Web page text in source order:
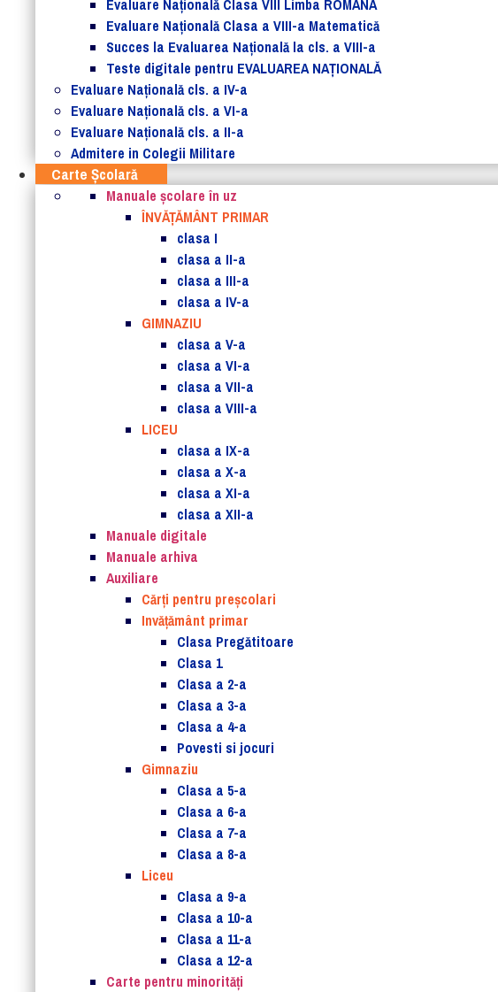
Evaluare Naţională Clasa VIII Limba ROMANĂ
Evaluare Naţională Clasa a VIII-a Matematică
Succes la Evaluarea Națională la cls. a VIII-a
Teste digitale pentru EVALUAREA NAȚIONALĂ
Evaluare Naţională cls. a IV-a
Evaluare Naţională cls. a VI-a
Evaluare Naţională cls. a II-a
Admitere in Colegii Militare
Carte Şcolară
Manuale şcolare în uz
ÎNVĂȚĂMÂNT PRIMAR
clasa I
clasa a II-a
clasa a III-a
clasa a IV-a
GIMNAZIU
clasa a V-a
clasa a VI-a
clasa a VII-a
clasa a VIII-a
LICEU
clasa a IX-a
clasa a X-a
clasa a XI-a
clasa a XII-a
Manuale digitale
Manuale arhiva
Auxiliare
Cărţi pentru preşcolari
Invățământ primar
Clasa Pregătitoare
Clasa 1
Clasa a 2-a
Clasa a 3-a
Clasa a 4-a
Povesti si jocuri
Gimnaziu
Clasa a 5-a
Clasa a 6-a
Clasa a 7-a
Clasa a 8-a
Liceu
Clasa a 9-a
Clasa a 10-a
Clasa a 11-a
Clasa a 12-a
Carte pentru minorităţi